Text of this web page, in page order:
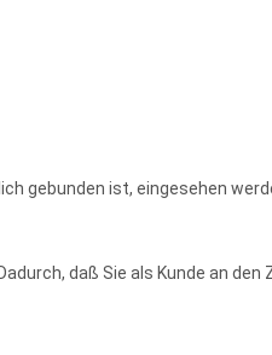
gebunden ist, eingesehen
daß Sie als Kunde an